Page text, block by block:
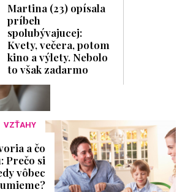
Martina (23) opísala
príbeh
spolubývajucej:
Kvety, večera, potom
kino a výlety. Nebolo
to však zadarmo
VZŤAHY
a čo
Prečo si
vôbec